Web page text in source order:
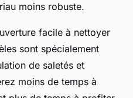
moins robuste.
facile à nettoyer
sont spécialement
de saletés et
moins de temps à